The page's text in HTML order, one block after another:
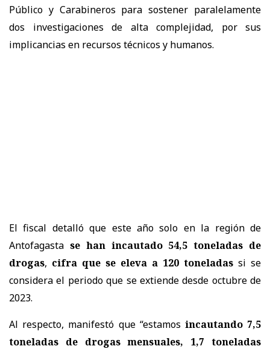
Público y Carabineros para sostener paralelamente
dos investigaciones de alta complejidad, por sus
implicancias en recursos técnicos y humanos.
El fiscal detalló que este año solo en la región de
Antofagasta se han incautado 54,5 toneladas de
drogas, cifra que se eleva a 120 toneladas si se
considera el periodo que se extiende desde octubre de
2023.
Al respecto, manifestó que “estamos incautando 7,5
toneladas de drogas mensuales, 1,7 toneladas